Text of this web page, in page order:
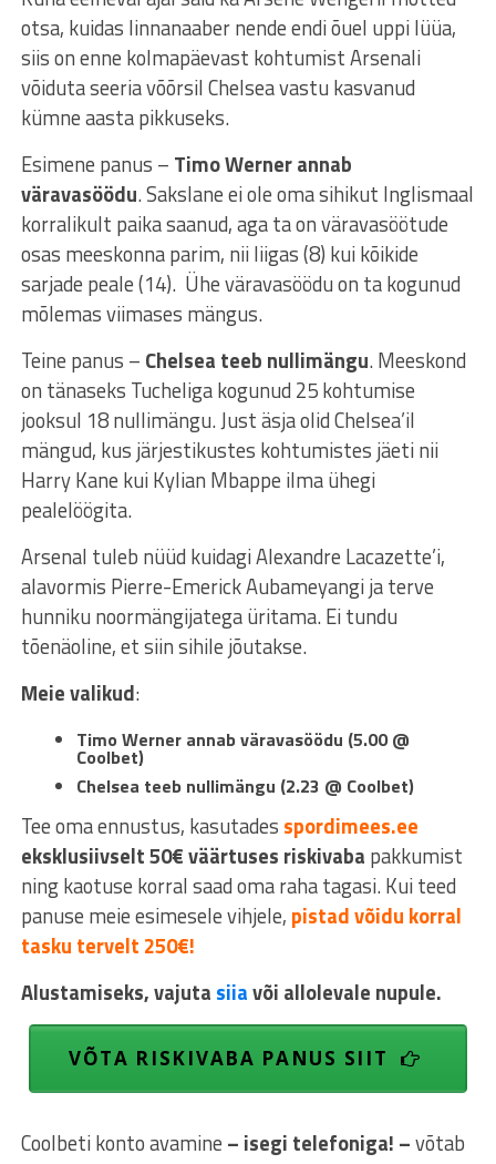
otsa, kuidas linnanaaber nende endi õuel uppi lüüa,
siis on enne kolmapäevast kohtumist Arsenali
võiduta seeria võõrsil Chelsea vastu kasvanud
kümne aasta pikkuseks.
Esimene panus – Timo Werner annab
väravasöödu. Sakslane ei ole oma sihikut Inglismaal
korralikult paika saanud, aga ta on väravasöötude
osas meeskonna parim, nii liigas (8) kui kõikide
sarjade peale (14). Ühe väravasöödu on ta kogunud
mõlemas viimases mängus.
Teine panus – Chelsea teeb nullimängu. Meeskond
on tänaseks Tucheliga kogunud 25 kohtumise
jooksul 18 nullimängu. Just äsja olid Chelsea’il
mängud, kus järjestikustes kohtumistes jäeti nii
Harry Kane kui Kylian Mbappe ilma ühegi
pealelöögita.
Arsenal tuleb nüüd kuidagi Alexandre Lacazette’i,
alavormis Pierre-Emerick Aubameyangi ja terve
hunniku noormängijatega üritama. Ei tundu
tõenäoline, et siin sihile jõutakse.
Meie valikud:
Timo Werner annab väravasöödu (5.00 @
Coolbet)
Chelsea teeb nullimängu (2.23 @ Coolbet)
Tee oma ennustus, kasutades spordimees.ee
eksklusiivselt 50€ väärtuses riskivaba pakkumist
ning kaotuse korral saad oma raha tagasi. Kui teed
panuse meie esimesele vihjele, pistad võidu korral
tasku tervelt 250€!
Alustamiseks, vajuta siiavõi allolevale nupule.
VÕTA RISKIVABA PANUS SIIT
Coolbeti konto avamine – isegi telefoniga! –võtab